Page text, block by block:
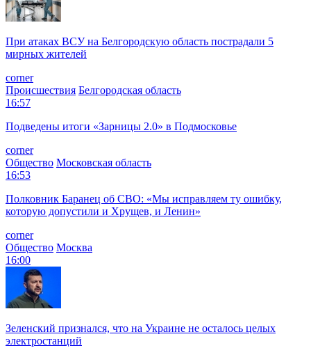
При атаках ВСУ на Белгородскую область пострадали 5
мирных жителей
corner
Происшествия Белгородская область
16:57
Подведены итоги «Зарницы 2.0» в Подмосковье
corner
Общество Московская область
16:53
Полковник Баранец об СВО: «Мы исправляем ту ошибку,
которую допустили и Хрущев, и Ленин»
corner
Общество Москва
16:00
Зеленский признался, что на Украине не осталось целых
электростанций